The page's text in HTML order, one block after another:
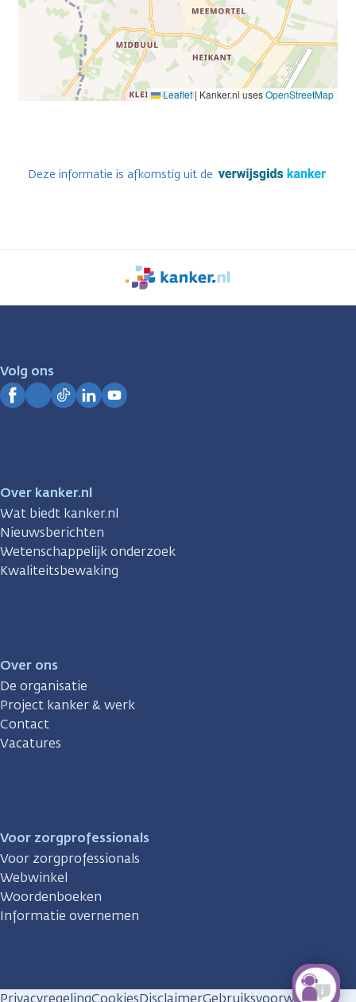
Leaflet| Kanker.nl usesOpenStreetMap
Deze informatie is afkomstig uit de
We
zijn
Volg ons
Over kanker.nl
Wat biedt kanker.nl
Nieuwsberichten
Wetenschappelijk onderzoek
Kwaliteitsbewaking
Over ons
De organisatie
Project kanker & werk
Contact
Vacatures
Voor zorgprofessionals
Voor zorgprofessionals
Webwinkel
Woordenboeken
Informatie overnemen
PrivacyregelingCookiesDisclaimerGebruiksvoorwaarden